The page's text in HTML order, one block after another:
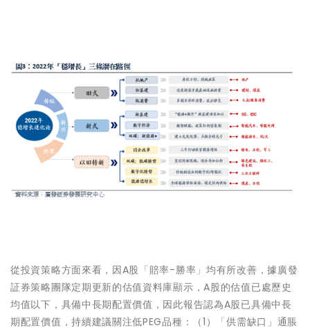
從投資策略方面來看，因A股「賠率-勝率」均有所改善，據廣發
証券策略團隊定期更新的估值資料庫顯示，A股的估值已處歷史
均值以下，具備中長期配置價值，因此報告認為A股已具備中長
期配置價值，持續建議關注低PEG品種：（1）「供需缺口」通脹